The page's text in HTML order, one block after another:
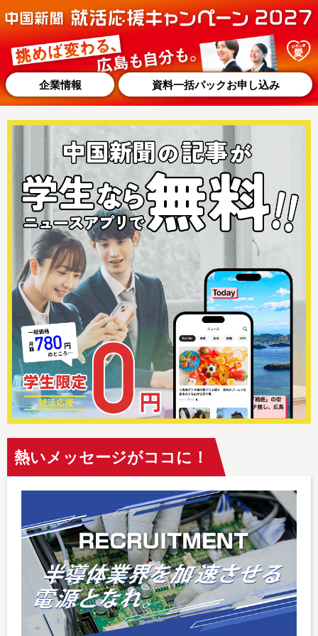
企業情報 資料一括パックお申し込み
熱いメッセージがココに！